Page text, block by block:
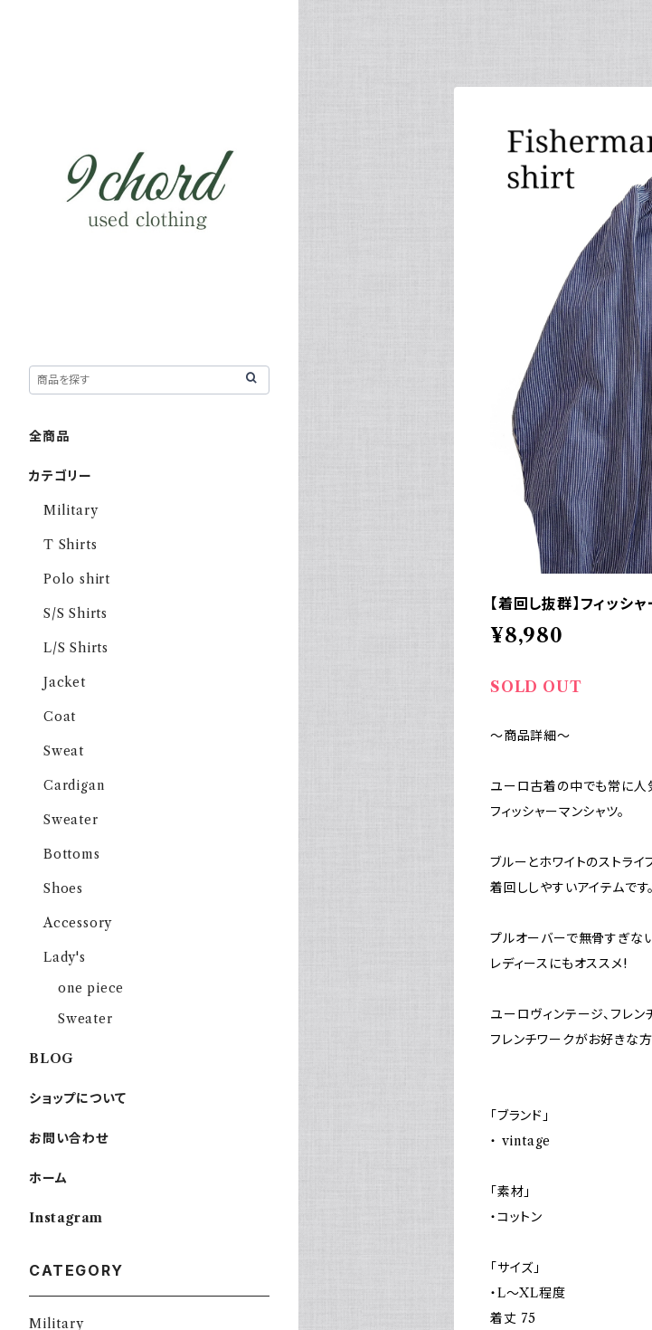
【着回し抜群】フィッ
¥8,980
SOLD OUT
～商品詳細～
ユーロ古着の中でも常に人
フィッシャーマンシャツ。
ブルーとホワイトのストライ
着回ししやすいアイテムです。
プルオーバーで無骨すぎな
レディースにもオススメ!
ユーロヴィンテージ、フレン
フレンチワークがお好きな
「ブランド」
・ vintage
「素材」
・コットン
「サイズ」
・L～XL程度
着丈 75
全商品
カテゴリー
Military
T Shirts
Polo shirt
S/S Shirts
L/S Shirts
Jacket
Coat
Sweat
Cardigan
Sweater
Bottoms
Shoes
Accessory
Lady's
one piece
Sweater
BLOG
ショップについて
お問い合わせ
ホーム
Instagram
CATEGORY
Military